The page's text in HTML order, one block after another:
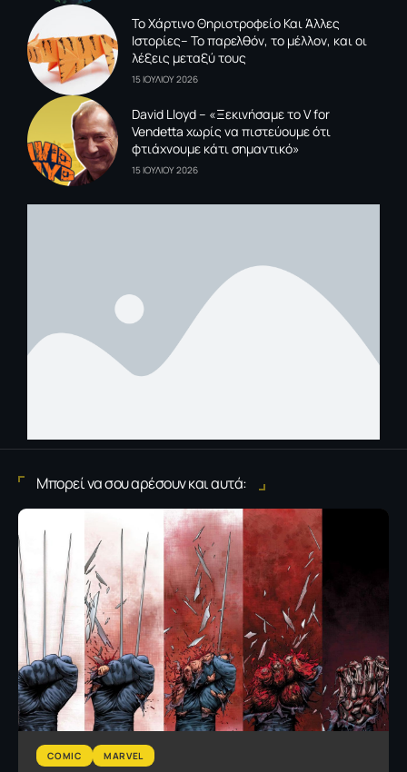
To Xάρτινο Θηριοτροφείο Και Άλλες
Ιστορίες– Το παρελθόν, το μέλλον, και οι
λέξεις μεταξύ τους
15 ΙΟΥΛΙΟΥ 2026
David Lloyd – «Ξεκινήσαμε το V for
Vendetta χωρίς να πιστεύουμε ότι
φτιάχνουμε κάτι σημαντικό»
15 ΙΟΥΛΙΟΥ 2026
Μπορεί να σου αρέσουν και αυτά:
COMIC MARVEL